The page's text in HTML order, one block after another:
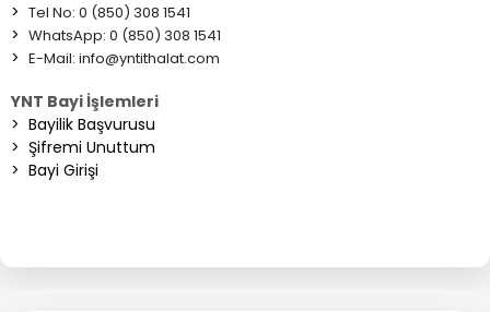
> Tel No: 0 (850) 308 1541
> WhatsApp: 0 (850) 308 1541
> E-Mail: info@yntithalat.com
YNT Bayi İşlemleri
> Bayilik Başvurusu
> Şifremi Unuttum
> Bayi Girişi